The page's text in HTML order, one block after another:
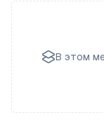
В этом